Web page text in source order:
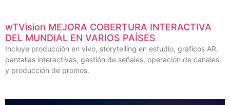
wTVision MEJORA COBERTURA INTERACTIVA
DEL MUNDIAL EN VARIOS PAÍSES
Incluye producción en vivo, storytelling en estudio, gráficos AR,
pantallas interactivas, gestión de señales, operación de canales
y producción de promos.